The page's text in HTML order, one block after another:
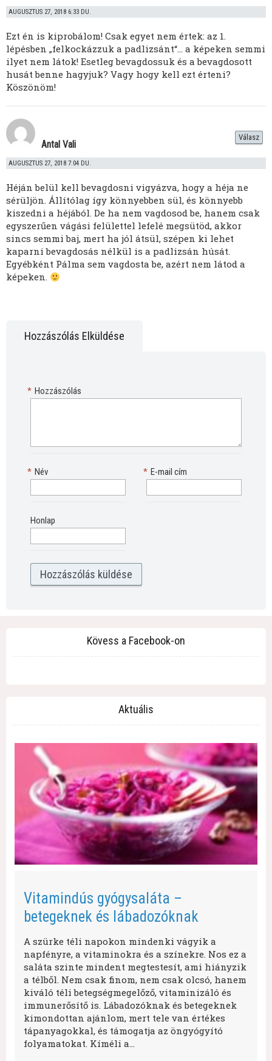
AUGUSZTUS 27, 2018 6:33 DU.
Ezt én is kiprobálom! Csak egyet nem értek: az 1.
lépésben „felkockázzuk a padlizsánt“… a képeken semmi
ilyet nem látok! Esetleg bevagdossuk és a bevagdosott
husát benne hagyjuk? Vagy hogy kell ezt érteni?
Köszönöm!
Antal Vali
AUGUSZTUS 27, 2018 7:04 DU.
Héján belül kell bevagdosni vigyázva, hogy a héja ne
sérüljön. Állítólag így könnyebben sül, és könnyebb
kiszedni a héjából. De ha nem vagdosod be, hanem csak
egyszerűen vágási felülettel lefelé megsütöd, akkor
sincs semmi baj, mert ha jól átsül, szépen ki lehet
kaparni bevagdosás nélkül is a padlizsán húsát.
Egyébként Pálma sem vagdosta be, azért nem látod a
képeken.
Válasz
Hozzászólás Elküldése
Hozzászólás
*
Név
* E-mail cím
*
Honlap
Kövess a Facebook-on
Aktuális
Vitamindús gyógysaláta –
betegeknek és lábadozóknak
A szürke téli napokon mindenki vágyik a
napfényre, a vitaminokra és a színekre. Nos ez a
saláta szinte mindent megtestesít, ami hiányzik
a télből. Nem csak finom, nem csak olcsó, hanem
kiváló téli betegségmegelőző, vitaminizáló és
immunerősítő is. Lábadozóknak és betegeknek
kimondottan ajánlom, mert tele van értékes
tápanyagokkal, és támogatja az öngyógyító
folyamatokat. Kíméli a…